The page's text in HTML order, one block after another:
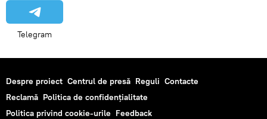
Telegram
Despre proiect Centrul de presă Reguli Contacte
Reclamă Politica de confidențialitate
Politica privind cookie-urile Feedback